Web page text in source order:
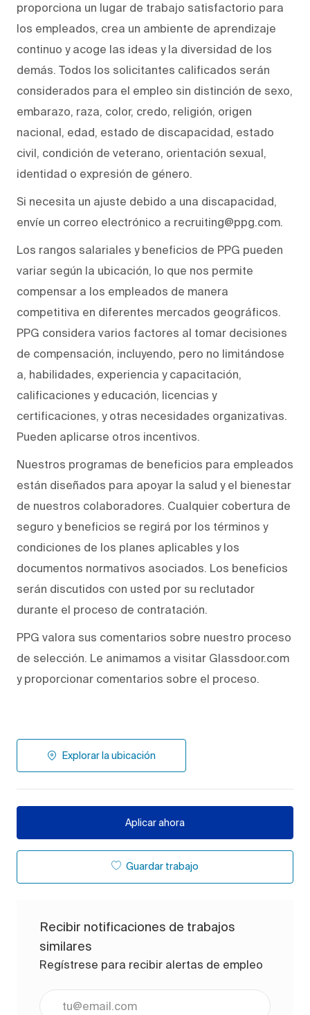
proporciona un lugar de trabajo satisfactorio para
los empleados, crea un ambiente de aprendizaje
continuo y acoge las ideas y la diversidad de los
demás. Todos los solicitantes calificados serán
considerados para el empleo sin distinción de sexo,
embarazo, raza, color, credo, religión, origen
nacional, edad, estado de discapacidad, estado
civil, condición de veterano, orientación sexual,
identidad o expresión de género.
Si necesita un ajuste debido a una discapacidad,
envíe un correo electrónico a recruiting@ppg.com.
Los rangos salariales y beneficios de PPG pueden
variar según la ubicación, lo que nos permite
compensar a los empleados de manera
competitiva en diferentes mercados geográficos.
PPG considera varios factores al tomar decisiones
de compensación, incluyendo, pero no limitándose
a, habilidades, experiencia y capacitación,
calificaciones y educación, licencias y
certificaciones, y otras necesidades organizativas.
Pueden aplicarse otros incentivos.
Nuestros programas de beneficios para empleados
están diseñados para apoyar la salud y el bienestar
de nuestros colaboradores. Cualquier cobertura de
seguro y beneficios se regirá por los términos y
condiciones de los planes aplicables y los
documentos normativos asociados. Los beneficios
serán discutidos con usted por su reclutador
durante el proceso de contratación.
PPG valora sus comentarios sobre nuestro proceso
de selección. Le animamos a visitar Glassdoor.com
y proporcionar comentarios sobre el proceso.
Explorar la ubicación
Aplicar ahora
Guardar trabajo
Recibir notificaciones de trabajos
similares
Regístrese para recibir alertas de empleo
Ingrese la dirección de correo electrónico